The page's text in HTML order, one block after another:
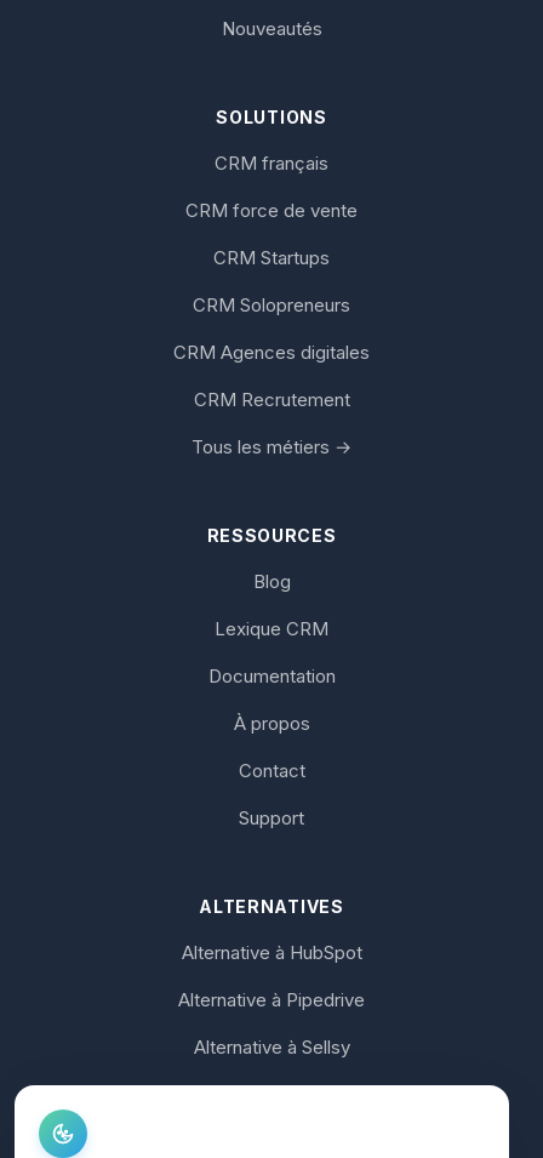
Nouveautés
SOLUTIONS
CRM français
CRM force de vente
CRM Startups
CRM Solopreneurs
CRM Agences digitales
CRM Recrutement
Tous les métiers →
RESSOURCES
Blog
Lexique CRM
Documentation
À propos
Contact
Support
ALTERNATIVES
Alternative à HubSpot
Alternative à Pipedrive
Alternative à Sellsy